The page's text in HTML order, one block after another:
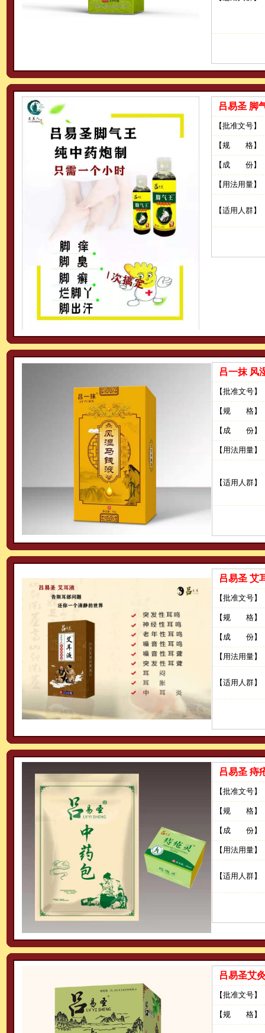
吕易圣 脚
【批准文号】
【规 格】
【成 份】
【用法用量】
【适用人群】
吕一抹 风
【批准文号】
【规 格】
【成 份】
【用法用量】
【适用人群】
吕易圣 艾
【批准文号】
【规 格】
【成 份】
【用法用量】
【适用人群】
吕易圣 痔
【批准文号】
【规 格】
【成 份】
【用法用量】
【适用人群】
吕易圣艾
【批准文号】
【规 格】